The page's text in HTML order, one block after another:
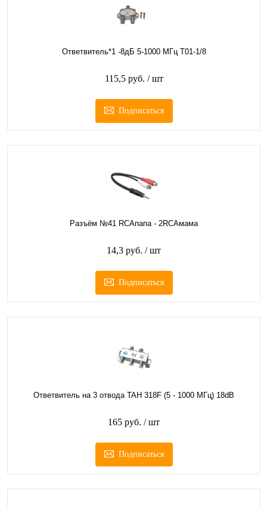
Ответвитель*1 -8дБ 5-1000 МГц T01-1/8
115,5 руб. / шт
Подписаться
Разъём №41 RCAпапа - 2RCAмама
14,3 руб. / шт
Подписаться
Ответвитель на 3 отвода TAH 318F (5 - 1000 МГц) 18dB
165 руб. / шт
Подписаться